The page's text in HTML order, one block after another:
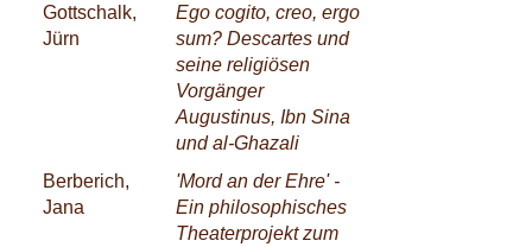
Gottschalk,
Jürn
Ego cogito, creo, ergo
sum? Descartes und
seine religiösen
Vorgänger
Augustinus, Ibn Sina
und al-Ghazali
Berberich,
Jana
'Mord an der Ehre' -
Ein philosophisches
Theaterprojekt zum